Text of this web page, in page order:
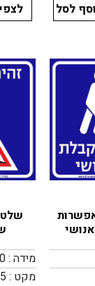
לסל
שלט
מידה : 30/30
מקט : N65